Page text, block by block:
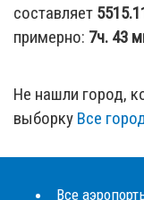
составляет
примерно: 7ч. 43
Не нашли город,
выборку Все
Все